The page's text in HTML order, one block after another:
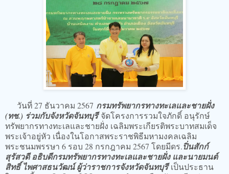
วันที่ 27 ธันวาคม 2567 กรมทรัพยากรทางทะเลและชายฝั่ง
(ทช.) ร่วมกับจังหวัดจันทบุรีจัดโครงการรวมใจภักดิ์ อนุรักษ์
ทรัพยากรทางทะเลและชายฝั่ง เฉลิมพระเกียรติพระบาทสมเด็จ
พระเจ้าอยู่หัว เนื่องในโอกาสพระราชพิธีมหามงคลเฉลิม
พระชนมพรรษา 6 รอบ 28 กรกฎาคม 2567 โดยมีดร.ปิ่นสักก์
สุรัสวดี อธิบดีกรมทรัพยากรทางทะเลและชายฝั่ง และนายมนต์
สิทธิ์ ไพศาสธนวัฒน์ ผู้ว่าราชการจังหวัดจันทบุรีเป็นประธาน